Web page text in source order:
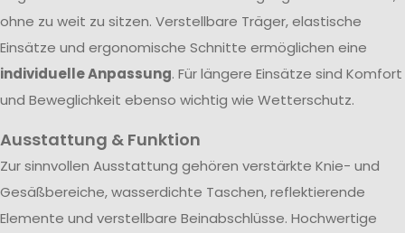
ohne zu weit zu sitzen. Verstellbare Träger, elastische
Einsätze und ergonomische Schnitte ermöglichen eine
individuelle Anpassung. Für längere Einsätze sind Komfort
und Beweglichkeit ebenso wichtig wie Wetterschutz.
Ausstattung & Funktion
Zur sinnvollen Ausstattung gehören verstärkte Knie- und
Gesäßbereiche, wasserdichte Taschen, reflektierende
Elemente und verstellbare Beinabschlüsse. Hochwertige